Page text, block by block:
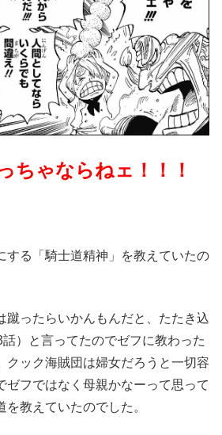
ちゃならねェ！！！
する「騎士道精神」を教えていたの
蹴ったらいかんもんだと、たたき込
）と言ってたのでゼフに教わった
クック海賊団は婦女だろうと一切容
ゼフではなく母親かなーって思って
教えていたのでした。